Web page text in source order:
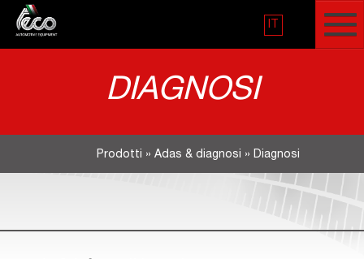
IT
DIAGNOSI
Prodotti » Adas & diagnosi » Diagnosi